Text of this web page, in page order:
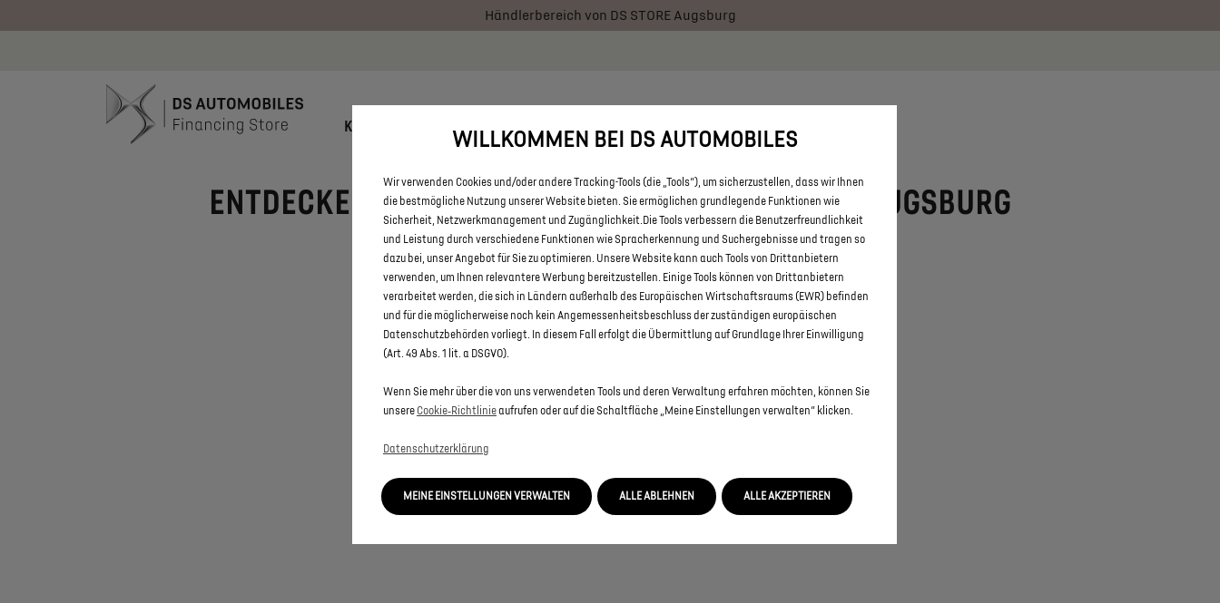
Händlerbereich von DS STORE Augsburg
KONFIGURATOR
ENTDECKEN SIE ALLE DS 7 E-TENSE VON DS STORE AUGSBURG
WILLKOMMEN BEI DS AUTOMOBILES
Wir verwenden Cookies und/oder andere Tracking-Tools (die „Tools“), um sicherzustellen, dass wir Ihnen
die bestmögliche Nutzung unserer Website bieten. Sie ermöglichen grundlegende Funktionen wie
Sicherheit, Netzwerkmanagement und Zugänglichkeit.Die Tools verbessern die Benutzerfreundlichkeit
und Leistung durch verschiedene Funktionen wie Spracherkennung und Suchergebnisse und tragen so
dazu bei, unser Angebot für Sie zu optimieren. Unsere Website kann auch Tools von Drittanbietern
verwenden, um Ihnen relevantere Werbung bereitzustellen. Einige Tools können von Drittanbietern
verarbeitet werden, die sich in Ländern außerhalb des Europäischen Wirtschaftsraums (EWR) befinden
und für die möglicherweise noch kein Angemessenheitsbeschluss der zuständigen europäischen
Datenschutzbehörden vorliegt. In diesem Fall erfolgt die Übermittlung auf Grundlage Ihrer Einwilligung
(Art. 49 Abs. 1 lit. a DSGVO).
Wenn Sie mehr über die von uns verwendeten Tools und deren Verwaltung erfahren möchten, können Sie
unsere Cookie‑Richtlinieaufrufen oder auf die Schaltfläche „Meine Einstellungen verwalten“ klicken.
Datenschutzerklärung
MEINE EINSTELLUNGEN VERWALTEN ALLE AKZEPTIEREN
ALLE ABLEHNEN